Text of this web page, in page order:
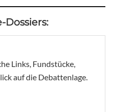
Dossiers:
Links, Fundstücke,
auf die Debattenlage.